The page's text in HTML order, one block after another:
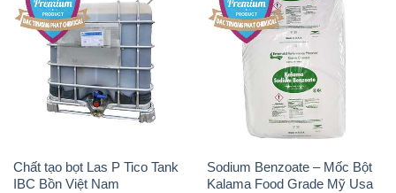
Chất tạo bọt Las P Tico Tank
IBC Bồn Việt Nam
Sodium Benzoate – Mốc Bột
Kalama Food Grade Mỹ Usa